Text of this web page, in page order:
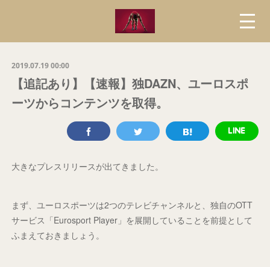
2019.07.19 00:00
【追記あり】【速報】独DAZN、ユーロスポ
ーツからコンテンツを取得。
大きなプレスリリースが出てきました。
まず、ユーロスポーツは2つのテレビチャンネルと、独自のOTT
サービス「Eurosport Player」を展開していることを前提として
ふまえておきましょう。